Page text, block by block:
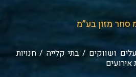
סחר מזון בע״מ
ושווקים / בתי קלייה / חנויות